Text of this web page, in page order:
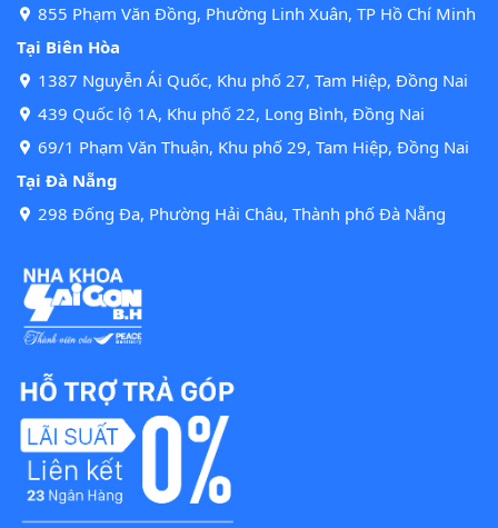
855 Phạm Văn Đồng, Phường Linh Xuân, TP Hồ Chí Minh
Tại Biên Hòa
1387 Nguyễn Ái Quốc, Khu phố 27, Tam Hiệp, Đồng Nai
439 Quốc lộ 1A, Khu phố 22, Long Bình, Đồng Nai
69/1 Phạm Văn Thuận, Khu phố 29, Tam Hiệp, Đồng Nai
Tại Đà Nẵng
298 Đống Đa, Phường Hải Châu, Thành phố Đà Nẵng